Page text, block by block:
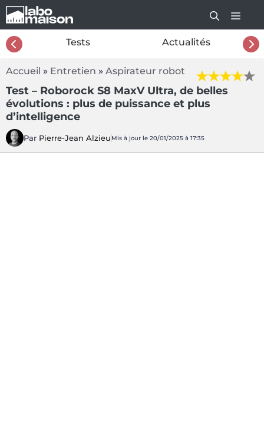
Aller
au
contenu
Tests Actualités
Accueil » Entretien » Aspirateur robot
Test – Roborock S8 MaxV Ultra, de belles
évolutions : plus de puissance et plus
d’intelligence
Par Pierre-Jean Alzieu Mis à jour le 20/01/2025 à 17:35